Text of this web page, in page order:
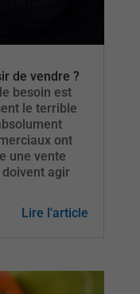
de vendre ?
besoin est
le terrible
ont
une vente
agir
Lire l'article